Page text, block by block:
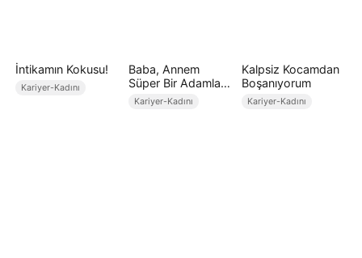
İntikamın Kokusu!
Kariyer-Kadını
Baba, Annem
Süper Bir Adamla
Evlendi!
Kariyer-Kadını
Kalpsiz Kocamdan
Boşanıyorum
Kariyer-Kadını